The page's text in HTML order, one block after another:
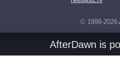
© 1999-2026
AfterDawn is